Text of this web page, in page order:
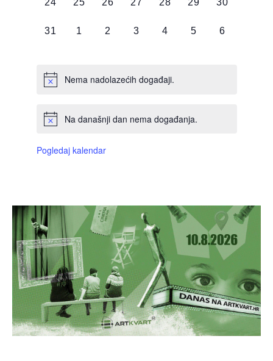
24 25 26 27 28 29 30
0
31
0
1
0
2
0
3
0
4
0
5
0
6
Nema nadolazećih događaji.
Na današnji dan nema događanja.
Pogledaj kalendar